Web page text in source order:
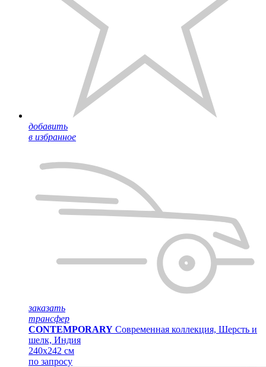
добавить
в избранное
заказать
трансфер
CONTEMPORARY Современная коллекция, Шерсть и
шелк, Индия
240x242 см
по запросу